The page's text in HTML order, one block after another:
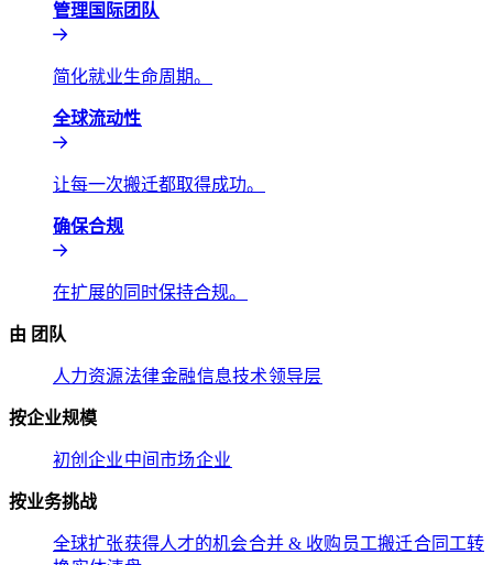
管理国际团队​​
简化就业生命周期。​​
全球流动性​​
让每一次搬迁都取得成功。​​
确保合规​​
在扩展的同时保持合规。​​
由 团队​​
人力资源​​法律​​金融​​信息技术​​领导层​​
按企业规模​​
初创企业​​中间市场​​企业​​
按业务挑战​​
全球扩张​​获得人才的机会​​合并 & 收购​​ 员工搬迁​​合同工转